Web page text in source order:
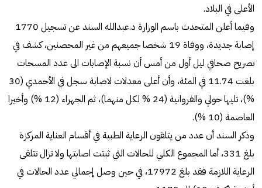
الأعلى في البلاد.
وفيما أعلن المتحدث باسم الوزارة د.عبدالله السند عن تسجيل 1770
إصابة جديدة، ووفاة 19 شخصا جميعهم من غير المحصنين، كشف في
تصريح صحافي ليل أول من أمس أن نسبة الإصابات الى عدد المسحات
بلغت 11.74 في المئة، وأن أعلى معدلات لاصابة سجل في الأحمدي (30
%)، تليها حولي والفروانية (24 % لكل منهما)، ثم الجهراء (12 %) وأخيرا
العاصمة (10 %).
وذكر السند أن عدد من يتلقون الرعاية الطبية في أقسام العناية المركزة
بلغ 331، أما المجموع الكلي للحالات التي ثبتت اصابتها ولا تزال تتلقى
الرعاية اللازمة فقد بلغ 17972، في حين وصل إجمالي عدد الحالات في